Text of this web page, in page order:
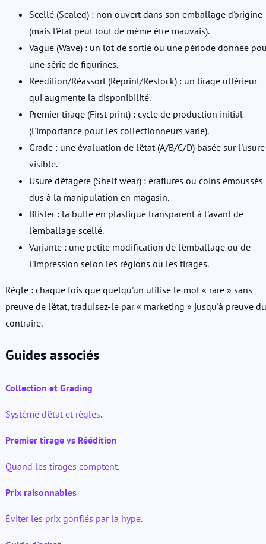
Scellé (Sealed) : non ouvert dans son emballage d'origine
(mais l'état peut tout de même être mauvais).
Vague (Wave) : un lot de sortie ou une période donnée
une série de figurines.
Réédition/Réassort (Reprint/Restock) : un tirage ultérieur
qui augmente la disponibilité.
Premier tirage (First print) : cycle de production initial
(l'importance pour les collectionneurs varie).
Grade : une évaluation de l'état (A/B/C/D) basée sur l'usure
visible.
Usure d'étagère (Shelf wear) : éraflures ou coins émoussés
dus à la manipulation en magasin.
Blister : la bulle en plastique transparent à l'avant de
l'emballage scellé.
Variante : une petite modification de l'emballage ou de
l'impression selon les régions ou les tirages.
Règle : chaque fois que quelqu'un utilise le mot « rare » sans
preuve de l'état, traduisez-le par « marketing » jusqu'à preuve du
contraire.
Guides associés
Collection et Grading
Système d'état et règles.
Premier tirage vs Réédition
Quand les tirages comptent.
Prix raisonnables
Éviter les prix gonflés par la hype.